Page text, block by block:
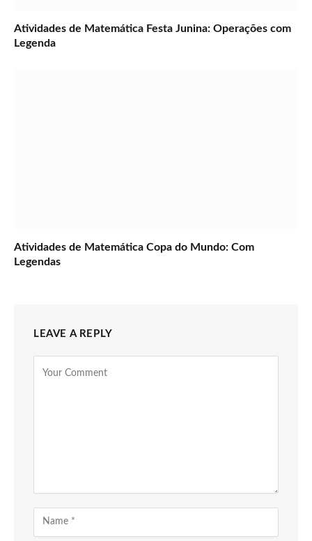
Atividades de Matemática Festa Junina: Operações com
Legenda
Atividades de Matemática Copa do Mundo: Com
Legendas
LEAVE A REPLY